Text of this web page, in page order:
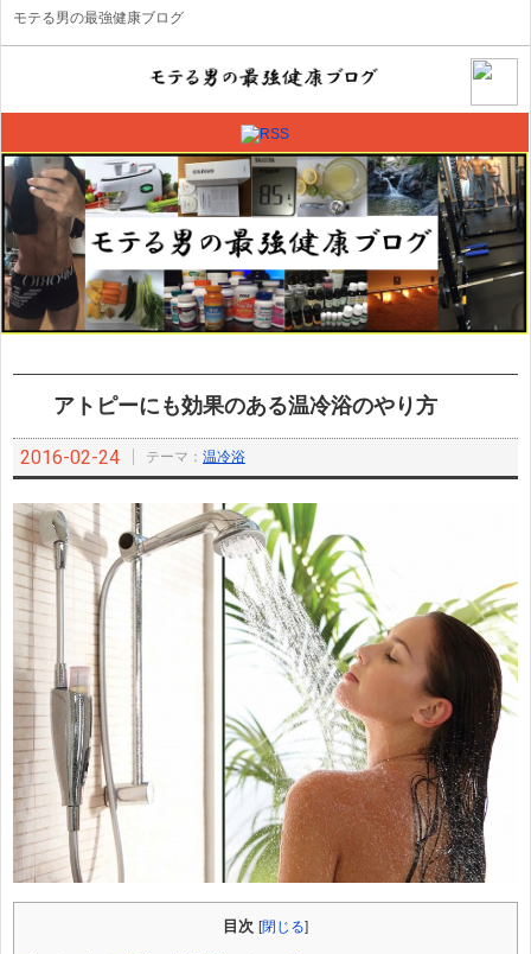
モテる男の最強健康ブログ
アトピーにも効果のある温冷浴のやり方
2016-02-24 テーマ： 温冷浴
目次 [閉じる]